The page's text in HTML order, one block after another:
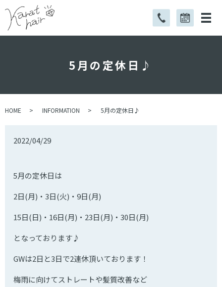
5月の定休日♪
HOME INFORMATION 5月の定休日♪
2022/04/29
5月の定休日は
2日(月) ・3日(火) ・9日(月)
15日(日) ・ 16日(月) ・ 23日(月) ・30日(月)
となっております♪
GWは2日と3日で2連休頂いております！
梅雨に向けてストレートや髪質改善など